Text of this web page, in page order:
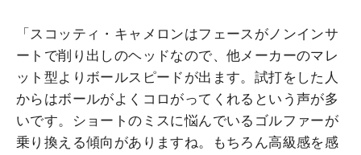
「スコッティ・キャメロンはフェースがノンインサ
ートで削り出しのヘッドなので、他メーカーのマレ
ット型よりボールスピードが出ます。試打をした人
からはボールがよくコロがってくれるという声が多
いです。ショートのミスに悩んでいるゴルファーが
乗り換える傾向がありますね。もちろん高級感を感